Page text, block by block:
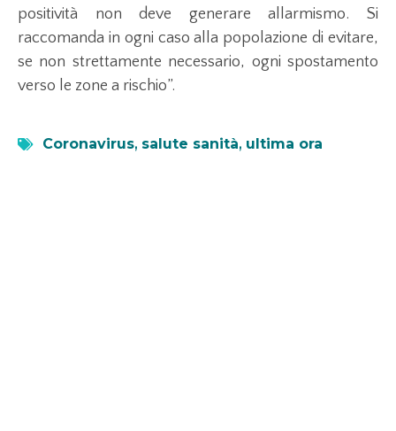
positività non deve generare allarmismo. Si
raccomanda in ogni caso alla popolazione di evitare,
se non strettamente necessario, ogni spostamento
verso le zone a rischio”.
Coronavirus, salute sanità, ultima ora